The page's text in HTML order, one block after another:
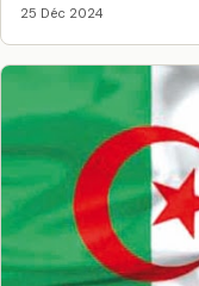
25 Déc 2024